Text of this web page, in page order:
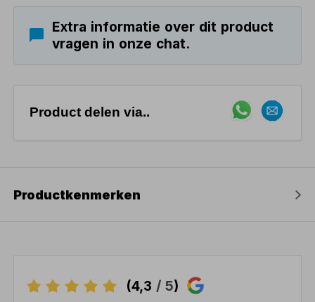
Extra informatie over dit product
vragen in onze chat.
Product delen via..
Productkenmerken
(4,3 / 5)